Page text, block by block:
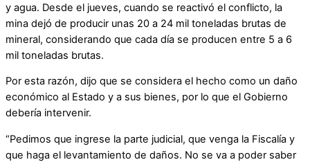
y agua. Desde el jueves, cuando se reactivó el conflicto, la
mina dejó de producir unas 20 a 24 mil toneladas brutas de
mineral, considerando que cada día se producen entre 5 a 6
mil toneladas brutas.
Por esta razón, dijo que se considera el hecho como un daño
económico al Estado y a sus bienes, por lo que el Gobierno
debería intervenir.
“Pedimos que ingrese la parte judicial, que venga la Fiscalía y
que haga el levantamiento de daños. No se va a poder saber